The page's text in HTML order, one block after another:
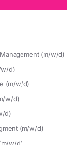
(m/w/d)
w/d)
(m/w/d)
w/d)
d)
(m/w/d)
w/d)